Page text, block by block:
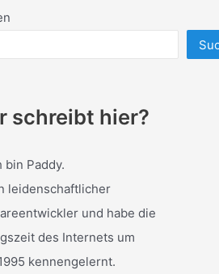
schreibt hier?
bin Paddy.
leidenschaftlicher
und habe die
des Internets um
kennengelernt.